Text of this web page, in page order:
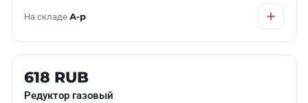
На складе А-р
Б/У В НАЛИЧИИ
618 RUB
Редуктор газовый